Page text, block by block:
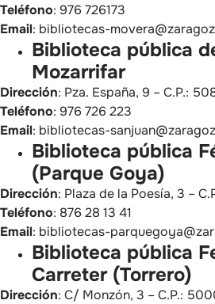
Teléfono: 976 726173
Email: bibliotecas-
Biblioteca pública
Mozarrifar
Dirección: Pza. España, 9 – C.P.:
Teléfono: 976 726 223
Email: bibliotecas-
Biblioteca pública
(Parque Goya)
Dirección: Plaza de la Poesía, 3 –
Teléfono: 876 28 13 41
Email: bibliotecas-
Biblioteca pública
Carreter (Torrero)
Dirección: C/ Monzón, 3 – C.P.: